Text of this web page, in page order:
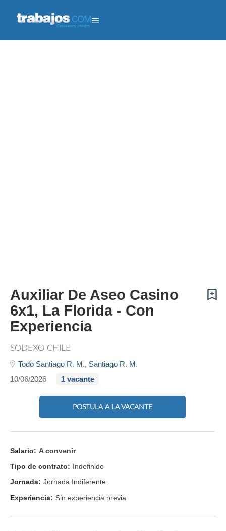
Auxiliar De Aseo Casino
6x1, La Florida - Con
Experiencia
SODEXO CHILE
Todo Santiago R. M., Santiago R. M.
10/06/2026
1 vacante
POSTULA A LA VACANTE
Salario: A convenir
Tipo de contrato: Indefinido
Jornada: Jornada Indiferente
Experiencia: Sin experiencia previa